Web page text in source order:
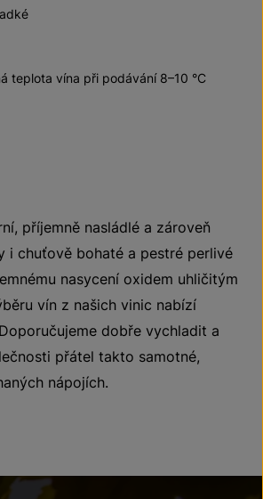
teplota vína při podávání 8–10 °C
příjemně nasládlé a zároveň
i chuťově bohaté a pestré perlivé
nasycení oxidem uhličitým
vín z našich vinic nabízí
dobře vychladit a
přátel takto samotné,
nápojích.